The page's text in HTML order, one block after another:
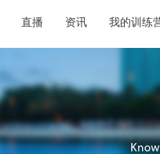
直播 资讯 我的训练